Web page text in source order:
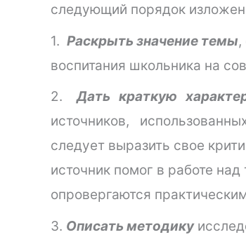
следующий порядок
1. Раскрыть значение темы
воспитания школьника на
2.Дать краткую
источников,
следует выразить свое
источник помог в работе
опровергаются
3. Описать методику